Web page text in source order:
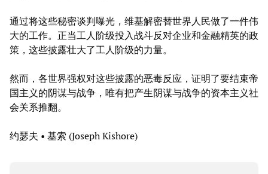
通过将这些秘密谈判曝光，维基解密替世界人民做了一件伟
大的工作。正当工人阶级投入战斗反对企业和金融精英的政
策，这些披露壮大了工人阶级的力量。
然而，各世界强权对这些披露的恶毒反应，证明了要结束帝
国主义的阴谋与战争，唯有把产生阴谋与战争的资本主义社
会关系推翻。
约瑟夫 • 基索 (Joseph Kishore)